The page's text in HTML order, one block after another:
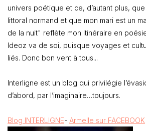
univers poétique et ce, d’autant plus,
littoral normand et que mon mari est un
de la nuit" reflète mon itinéraire en
Ideoz va de soi, puisque voyages et
liés. Donc bon vent à tous...
Interligne est un blog qui privilégie
d’abord, par l’imaginaire…toujours.
Blog INTERLIGNE- Armelle sur FACEBOOK